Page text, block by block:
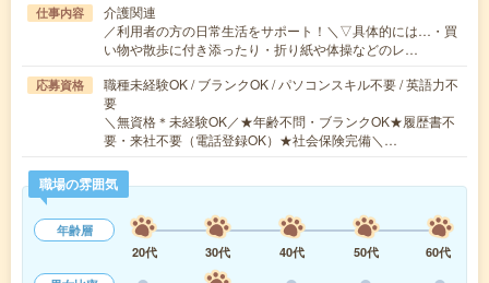
仕事内容
介護関連
／利用者の方の日常生活をサポート！＼▽具体的には…・買
い物や散歩に付き添ったり・折り紙や体操などのレ…
応募資格
職種未経験OK / ブランクOK / パソコンスキル不要 / 英語力不
要
＼無資格＊未経験OK／★年齢不問・ブランクOK★履歴書不
要・来社不要（電話登録OK）★社会保険完備＼…
職場の雰囲気
年齢層
20代
30代 40代 50代
60代